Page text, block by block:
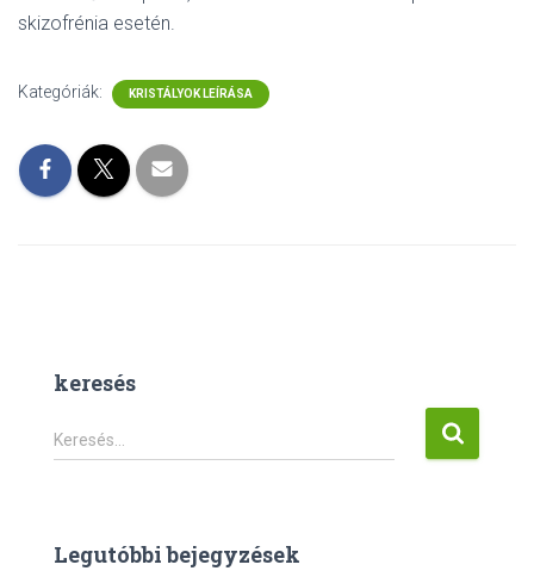
skizofrénia esetén.
Kategóriák: KRISTÁLYOK LEÍRÁSA
keresés
K
e
é
Keresés…
Legutóbbi bejegyzések